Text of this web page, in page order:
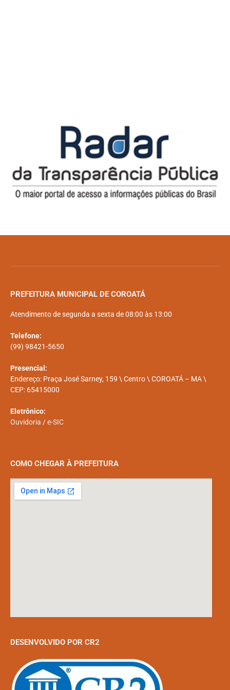
PREFEITURA MUNICIPAL DE COROATÁ
Atendimento de segunda a sexta de 08:00 às 13:00
Telefone:
(99) 98421-5650
Presencial:
Endereço: Praça José Sarney, 159 \ Centro \ COROATÁ – MA \
CEP: 65415000
Eletrônico:
Ouvidoria /e-SIC
COMO CHEGAR À PREFEITURA
DESENVOLVIDO POR CR2